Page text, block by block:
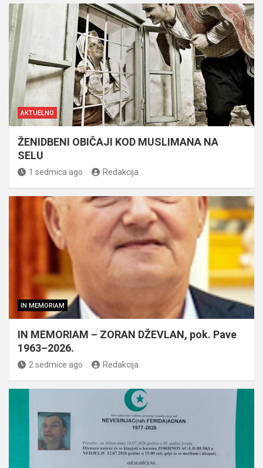
AKTUELNO
ŽENIDBENI OBIČAJI KOD MUSLIMANA NA
SELU
1 sedmica ago Redakcija
IN MEMORIAM
IN MEMORIAM – ZORAN DŽEVLAN, pok. Pave
1963–2026.
2 sedmice ago Redakcija